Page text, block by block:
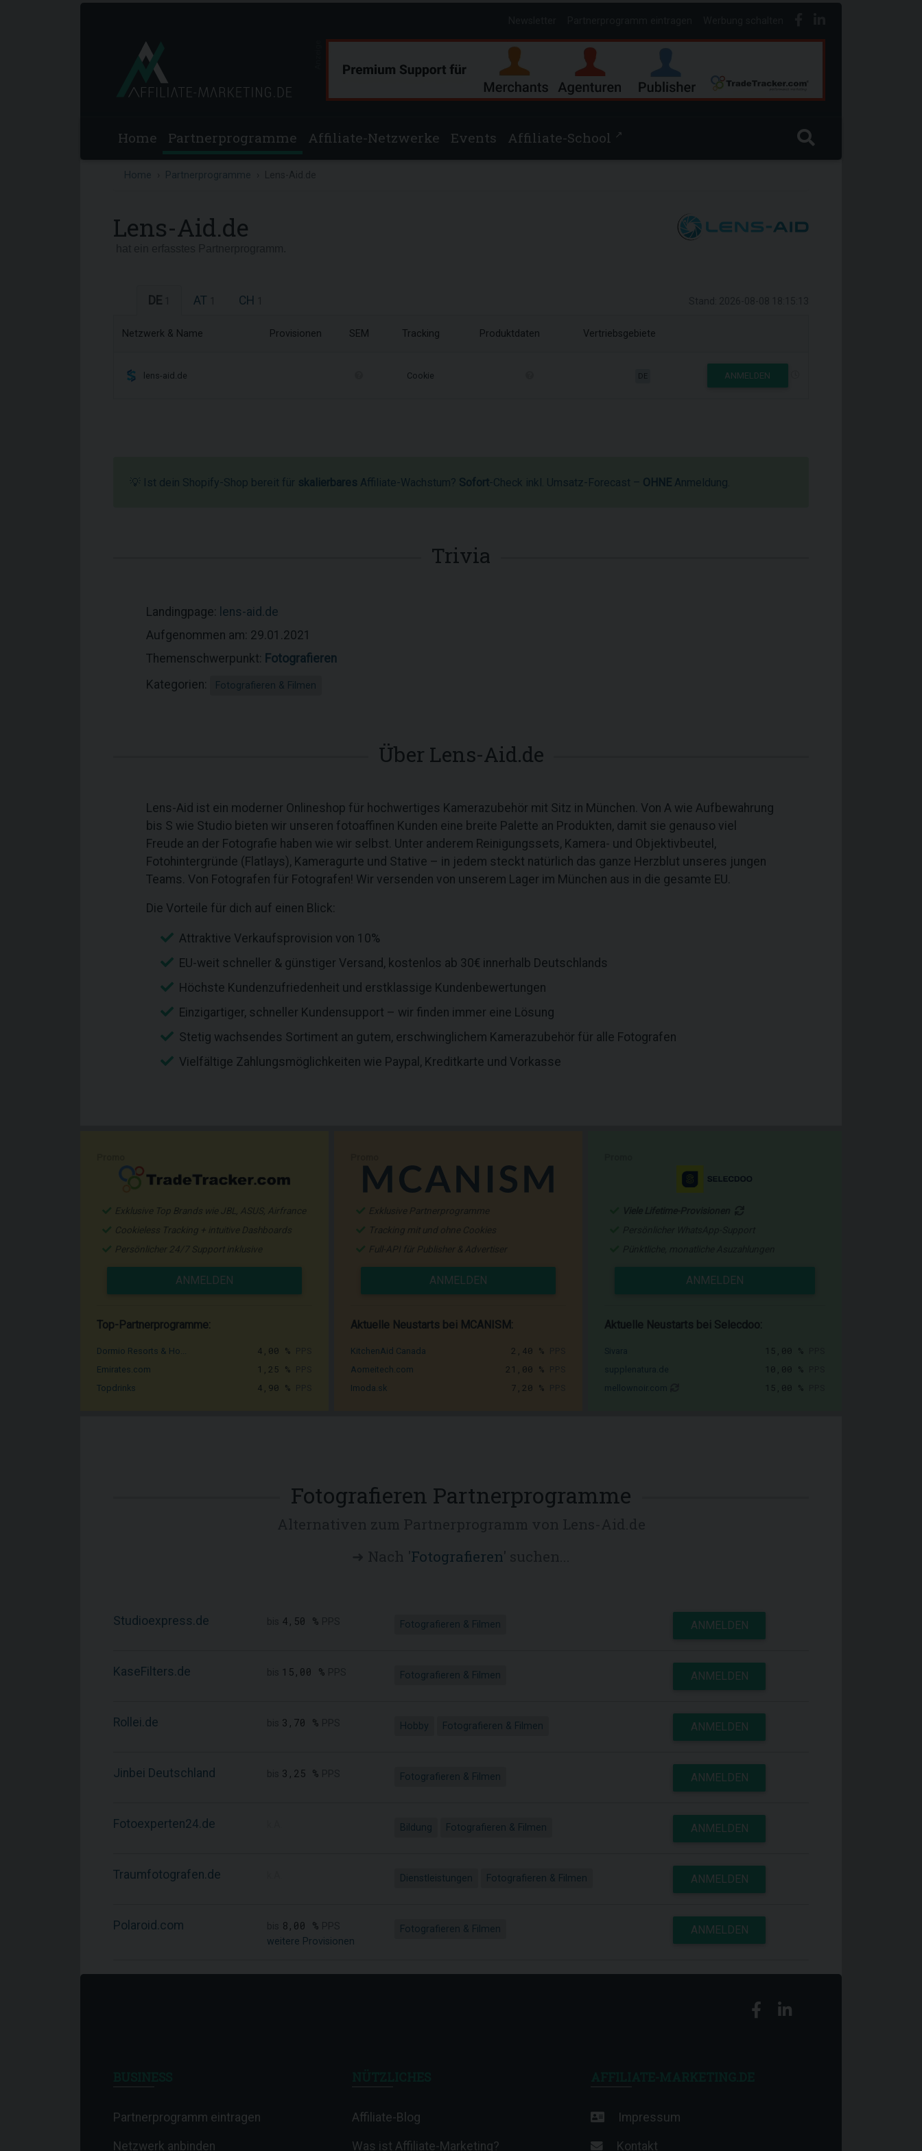
Home Partnerprogramme Affiliate-Netzwerke Events Affiliate-School ↗
Home Partnerprogramme
Lens-Aid.de
DE AT CH
Netzwerk & Name Provisionen SEM Tracking Produktdaten Vertriebsgebiete
lens-aid.de Cookie DE ANMELDEN
💡 Ist dein Shopify-Shop bereit für skalierbares Affiliate-Wachstum? Sofort-Check inkl. Umsatz-Forecast – OHNE Anmeldung.
Trivia
Landingpage: lens-aid.de
Aufgenommen am: 29.01.2021
Themenschwerpunkt: Fotografieren
Kategorien:
Fotografieren & Filmen
Über Lens-Aid.de
Lens-Aid ist ein moderner Onlineshop für hochwertiges Kamerazubehör mit Sitz in München. Von A wie Aufbewahrung
bis S wie Studio bieten wir unseren fotoaffinen Kunden eine breite Palette an Produkten, damit sie genauso viel
Freude an der Fotografie haben wie wir selbst. Unter anderem Reinigungssets, Kamera- und Objektivbeutel,
Fotohintergründe (Flatlays), Kameragurte und Stative – in jedem steckt natürlich das ganze Herzblut unseres jungen
Teams. Von Fotografen für Fotografen! Wir versenden von unserem Lager im München aus in die gesamte EU.
Die Vorteile für dich auf einen Blick:
Attraktive Verkaufsprovision von 10%
EU-weit schneller & günstiger Versand, kostenlos ab 30€ innerhalb Deutschlands
Höchste Kundenzufriedenheit und erstklassige Kundenbewertungen
Einzigartiger, schneller Kundensupport – wir finden immer eine Lösung
Stetig wachsendes Sortiment an gutem, erschwinglichem Kamerazubehör für alle Fotografen
Vielfältige Zahlungsmöglichkeiten wie Paypal, Kreditkarte und Vorkasse
Exklusive Top Brands wie JBL, ASUS, Airfrance
Cookieless Tracking + intuitive Dashboards
Persönlicher 24/7 Support inklusive
ANMELDEN
Top-Partnerprogramme:
Dormio Resorts & Ho... 4,00 %
Emirates.com 1,25 %
Topdrinks 4,90 %
Exklusive Partnerprogramme
Tracking mit und ohne Cookies
Full-API für Publisher & Advertiser
ANMELDEN
Aktuelle Neustarts bei MCANISM:
KitchenAid Canada 2,40 %
Aomeitech.com 21,00 %
Imoda.sk 7,20 %
ANMELDEN
Aktuelle Neustarts bei Selecdoo:
15,00 %
10,00 %
15,00 %
Fotografieren Partnerprogramme
Fotografieren
Studioexpress.de 4,50 % Fotografieren & Filmen ANMELDEN
KaseFilters.de 15,00 % Fotografieren & Filmen ANMELDEN
Rollei.de 3,70 % Hobby Fotografieren & Filmen ANMELDEN
Jinbei Deutschland 3,25 % Fotografieren & Filmen ANMELDEN
Fotoexperten24.de Bildung Fotografieren & Filmen ANMELDEN
Traumfotografen.de Dienstleistungen Fotografieren & Filmen ANMELDEN
Polaroid.com 8,00 %
weitere Provisionen
Fotografieren & Filmen ANMELDEN
Partnerprogramm eintragen
Netzwerk anbinden
Affiliate-Blog
Was ist Affiliate-Marketing?
Impressum
Kontakt